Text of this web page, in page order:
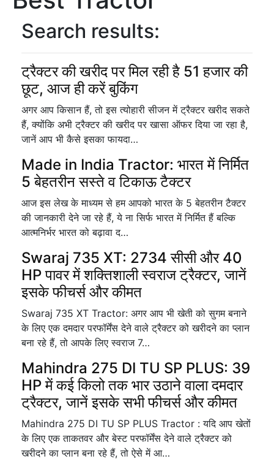
Search results:
ट्रैक्टर की खरीद पर मिल रही है 51 हजार की
छूट, आज ही करें बुकिंग
अगर आप किसान हैं, तो इस त्योहारी सीजन में ट्रैक्टर खरीद सकते
हैं, क्योंकि अभी ट्रैक्टर की खरीद पर खासा ऑफर दिया जा रहा है,
जानें आप भी कैसे इसका फायदा…
Made in India Tractor: भारत में निर्मित
5 बेहतरीन सस्ते व टिकाऊ टैक्टर
आज इस लेख के माध्यम से हम आपको भारत के 5 बेहतरीन टैक्टर
की जानकारी देने जा रहे हैं, ये ना सिर्फ भारत में निर्मित हैं बल्कि
आत्मनिर्भर भारत को बढ़ावा द…
Swaraj 735 XT: 2734 सीसी और 40
HP पावर में शक्तिशाली स्वराज ट्रैक्टर, जानें
इसके फीचर्स और कीमत
Swaraj 735 XT Tractor: अगर आप भी खेती को सुगम बनाने
के लिए एक दमदार परफॉर्मेंस देने वाले ट्रैक्टर को खरीदने का प्लान
बना रहे हैं, तो आपके लिए स्वराज 7…
Mahindra 275 DI TU SP PLUS: 39
HP में कई किलो तक भार उठाने वाला दमदार
ट्रैक्टर, जानें इसके सभी फीचर्स और कीमत
Mahindra 275 DI TU SP PLUS Tractor : यदि आप खेतों
के लिए एक ताकतवर और बेस्ट परफॉर्मेंस देने वाले ट्रैक्टर को
खरीदने का प्लान बना रहे हैं, तो ऐसे में आ…